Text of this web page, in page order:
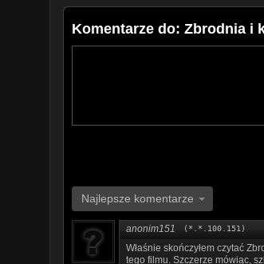
Komentarze do: Zbrodnia i
Najlepsze komentarze
anonim151 (*.*.100.151)
Właśnie skończyłem czytać
tego filmu. Szczerze mówiąc,